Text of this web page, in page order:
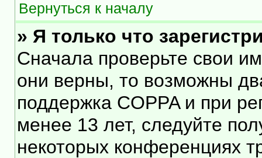
Вернуться к началу
» Я только что
Сначала проверьте свои
они верны, то возможны
поддержка COPPA и при
менее 13 лет, следуйте
некоторых конференциях